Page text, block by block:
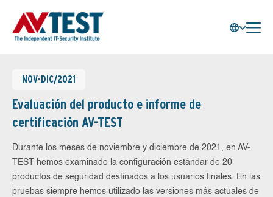
NOV-DIC/2021
Evaluación del producto e informe de
certificación AV-TEST
Durante los meses de noviembre y diciembre de 2021, en AV-
TEST hemos examinado la configuración estándar de 20
productos de seguridad destinados a los usuarios finales. En las
pruebas siempre hemos utilizado las versiones más actuales de